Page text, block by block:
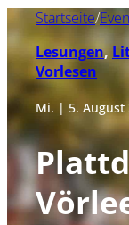
Startseite/
Lesungen,
Vorlesen
Mi. | 5. August